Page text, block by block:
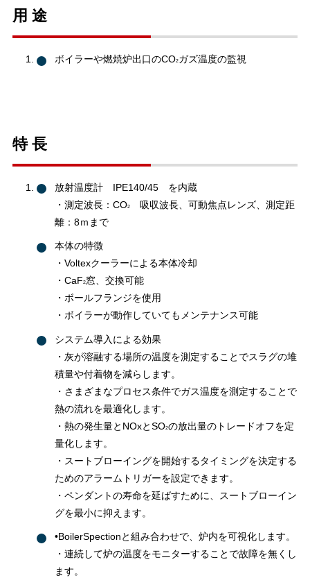
用 途
ボイラーや燃焼炉出口のCO2ガズ温度の監視
特 長
放射温度計 IPE140/45 を内蔵
・測定波長：CO2吸収波長、可動焦点レンズ、測定距
離：8ｍまで
本体の特徴
・Voltexクーラーによる本体冷却
・CaF2窓、交換可能
・ボールフランジを使用
・ボイラーが動作していてもメンテナンス可能
システム導入による効果
・灰が溶融する場所の温度を測定することでスラグの堆
積量や付着物を減らします。
・さまざまなプロセス条件でガス温度を測定することで
熱の流れを最適化します。
・熱の発生量とNOxとSO2の放出量のトレードオフを定
量化します。
・スートブローイングを開始するタイミングを決定する
ためのアラームトリガーを設定できます。
・ペンダントの寿命を延ばすために、スートブローイン
グを最小に抑えます。
•BoilerSpectionと組み合わせで、炉内を可視化します。
・連続して炉の温度をモニターすることで故障を無くし
ます。